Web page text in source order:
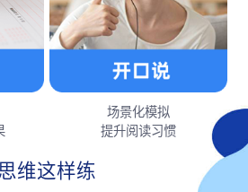
场景化模拟
提升阅读习惯
维这样练